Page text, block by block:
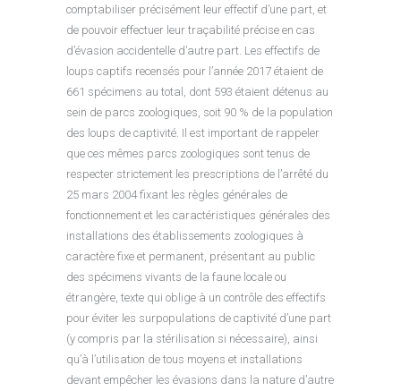
comptabiliser précisément leur effectif d’une part, et
de pouvoir effectuer leur traçabilité précise en cas
d’évasion accidentelle d’autre part. Les effectifs de
loups captifs recensés pour l’année 2017 étaient de
661 spécimens au total, dont 593 étaient détenus au
sein de parcs zoologiques, soit 90 % de la population
des loups de captivité. Il est important de rappeler
que ces mêmes parcs zoologiques sont tenus de
respecter strictement les prescriptions de l’arrêté du
25 mars 2004 fixant les règles générales de
fonctionnement et les caractéristiques générales des
installations des établissements zoologiques à
caractère fixe et permanent, présentant au public
des spécimens vivants de la faune locale ou
étrangère, texte qui oblige à un contrôle des effectifs
pour éviter les surpopulations de captivité d’une part
(y compris par la stérilisation si nécessaire), ainsi
qu’à l’utilisation de tous moyens et installations
devant empêcher les évasions dans la nature d’autre